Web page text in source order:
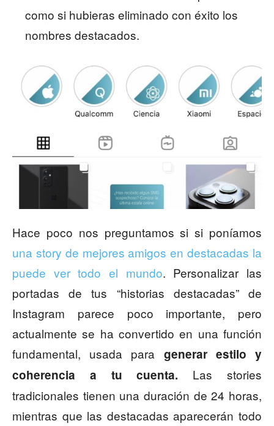
como si hubieras eliminado con éxito los
nombres destacados.
Hace poco nos preguntamos si si poníamos
una story de mejores amigos en destacadas la
puede ver todo el mundo. Personalizar las
portadas de tus “historias destacadas” de
Instagram parece poco importante, pero
actualmente se ha convertido en una función
fundamental, usada para generar estilo y
coherencia a tu cuenta. Las stories
tradicionales tienen una duración de 24 horas,
mientras que las destacadas aparecerán todo